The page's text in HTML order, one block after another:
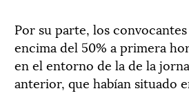
Por su parte, los
encima del 50% a primera
en el entorno de la de la
anterior, que habían situado